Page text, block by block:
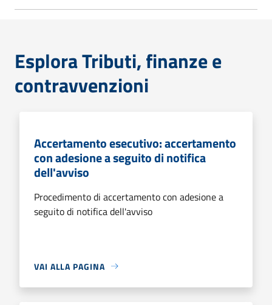
Esplora Tributi, finanze e
contravvenzioni
Accertamento esecutivo: accertamento
con adesione a seguito di notifica
dell'avviso
Procedimento di accertamento con adesione a
seguito di notifica dell'avviso
VAI ALLA PAGINA